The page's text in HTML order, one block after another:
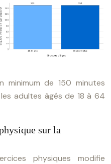
minimum de 150 minutes
adultes âgés de 18 à 64
sur la
physiques modifie